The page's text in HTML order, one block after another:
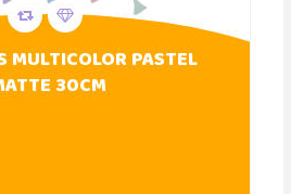
MULTICOLOR PASTEL
30CM